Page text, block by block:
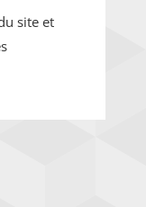
site et